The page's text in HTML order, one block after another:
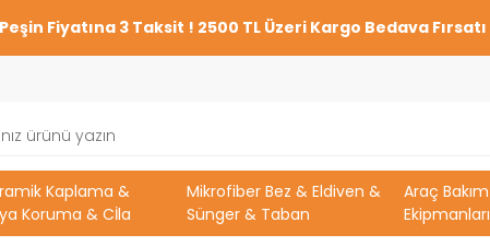
Peşin Fiyatına 3 Taksit ! 2500 TL Üzeri Kargo Bedava Fırsatı
Kaplama &
Koruma & Cİla
Mikrofiber Bez & Eldiven &
Sünger & Taban
Araç Bakım
Ekipmanları